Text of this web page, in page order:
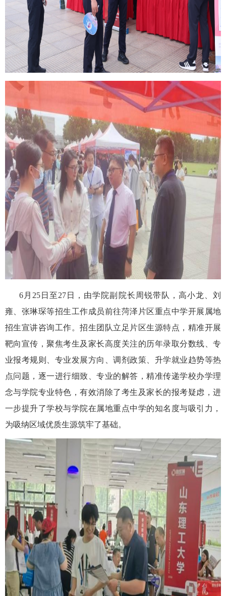
6 月 25 日至27 日，由学院副院长周锐带队，高小龙、刘
雍、张琳琛等招生工作成员前往菏泽片区重点中学开展属地
招生宣讲咨询工作。招生团队立足片区生源特点，精准开展
靶向宣传，聚焦考生及家长高度关注的历年录取分数线、专
业报考规则、专业发展方向、调剂政策、升学就业趋势等热
点问题，逐一进行细致、专业的解答，精准传递学校办学理
念与学院专业特色，有效消除了考生及家长的报考疑虑，进
一步提升了学校与学院在属地重点中学的知名度与吸引力，
为吸纳区域优质生源筑牢了基础。